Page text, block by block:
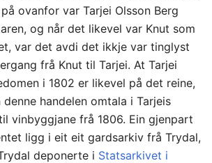
ovanfor var Tarjei Olsson Berg
og når det likevel var Knut som
var det avdi det ikkje var tinglyst
frå Knut til Tarjei. At Tarjei
i 1802 er likevel på det reine,
handelen omtala i Tarjeis
vinbyggjane frå 1806. Ein gjenpart
ligg i eit eit gardsarkiv frå Trydal,
deponerte i Statsarkivet i